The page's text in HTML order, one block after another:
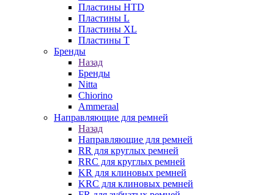
Пластины HTD
Пластины L
Пластины XL
Пластины T
Бренды
Назад
Бренды
Nitta
Chiorino
Ammeraal
Направляющие для ремней
Назад
Направляющие для ремней
RR для круглых ремней
RRC для круглых ремней
KR для клиновых ремней
KRC для клиновых ремней